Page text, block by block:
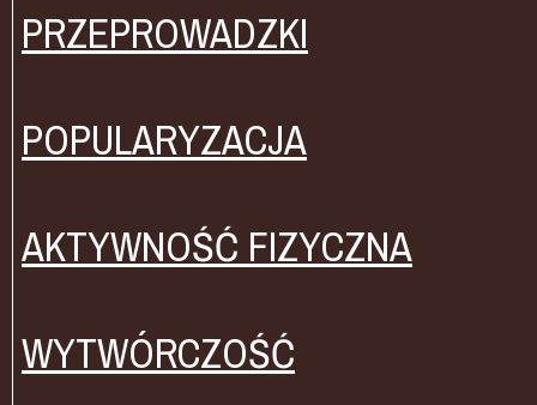
PRZEPROWADZKI
POPULARYZACJA
AKTYWNOŚĆ FIZYCZNA
WYTWÓRCZOŚĆ